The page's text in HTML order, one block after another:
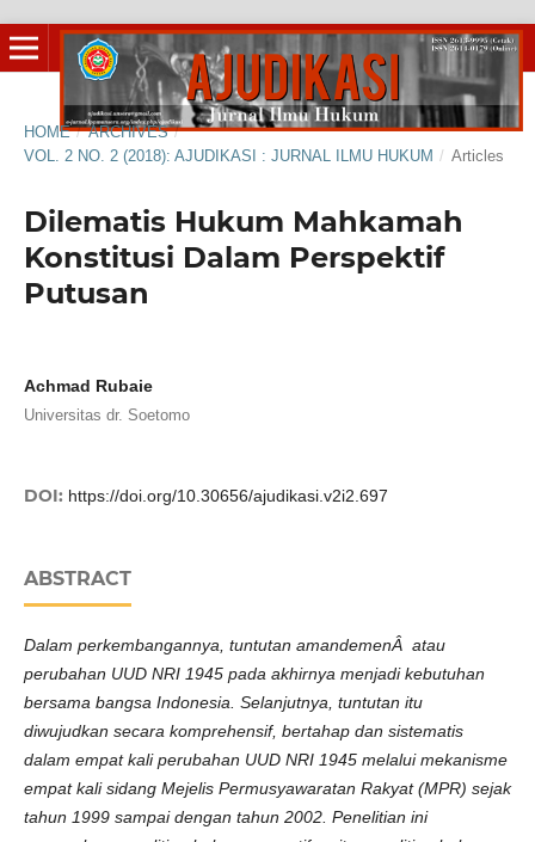
HOME / ARCHIVES /
VOL. 2 NO. 2 (2018): AJUDIKASI : JURNAL ILMU HUKUM / Articles
Dilematis Hukum Mahkamah
Konstitusi Dalam Perspektif
Putusan
Achmad Rubaie
Universitas dr. Soetomo
DOI: https://doi.org/10.30656/ajudikasi.v2i2.697
ABSTRACT
Dalam perkembangannya, tuntutan amandemenÂ atau
perubahan UUD NRI 1945 pada akhirnya menjadi kebutuhan
bersama bangsa Indonesia. Selanjutnya, tuntutan itu
diwujudkan secara komprehensif, bertahap dan sistematis
dalam empat kali perubahan UUD NRI 1945 melalui mekanisme
empat kali sidang Mejelis Permusyawaratan Rakyat (MPR) sejak
tahun 1999 sampai dengan tahun 2002. Penelitian ini